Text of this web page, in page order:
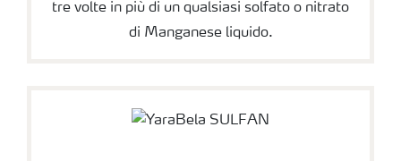
tre volte in più di un qualsiasi solfato o nitrato
di Manganese liquido.